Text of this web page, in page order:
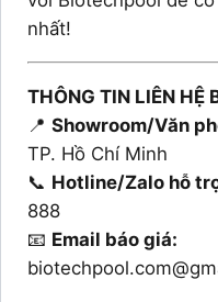
nhất!
THÔNG TIN LIÊN HỆ
📍 Showroom/Văn
TP. Hồ Chí Minh
📞 Hotline/Zalo hỗ
888
📧 Email báo giá: